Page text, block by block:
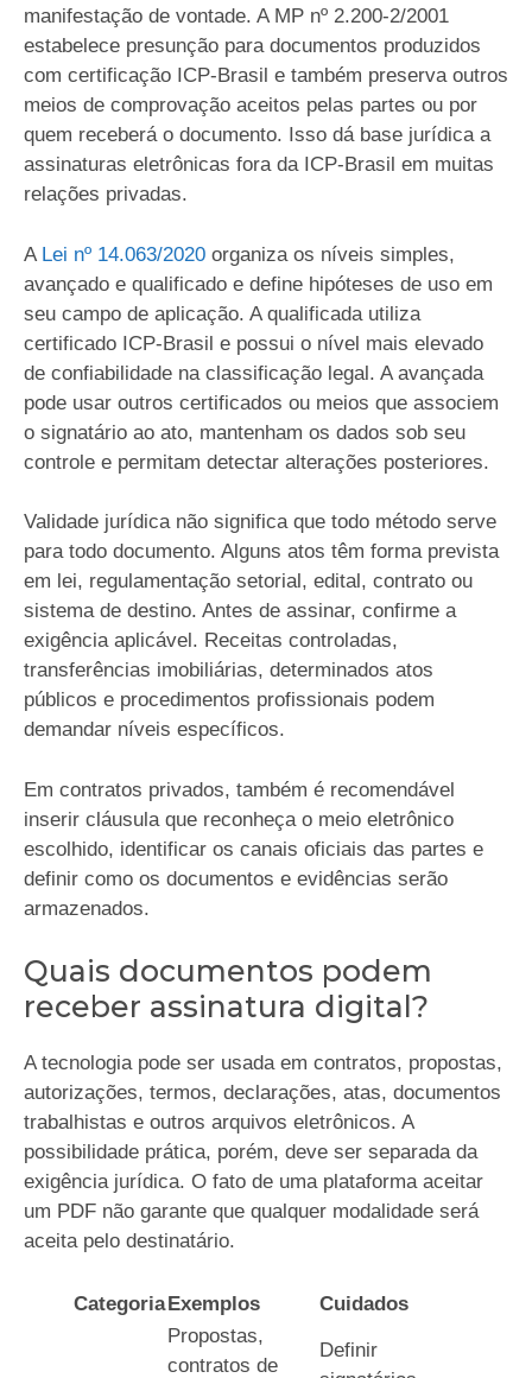
manifestação de vontade. A MP nº 2.200-2/2001
estabelece presunção para documentos produzidos
com certificação ICP-Brasil e também preserva outros
meios de comprovação aceitos pelas partes ou por
quem receberá o documento. Isso dá base jurídica a
assinaturas eletrônicas fora da ICP-Brasil em muitas
relações privadas.
A Lei nº 14.063/2020 organiza os níveis simples,
avançado e qualificado e define hipóteses de uso em
seu campo de aplicação. A qualificada utiliza
certificado ICP-Brasil e possui o nível mais elevado
de confiabilidade na classificação legal. A avançada
pode usar outros certificados ou meios que associem
o signatário ao ato, mantenham os dados sob seu
controle e permitam detectar alterações posteriores.
Validade jurídica não significa que todo método serve
para todo documento. Alguns atos têm forma prevista
em lei, regulamentação setorial, edital, contrato ou
sistema de destino. Antes de assinar, confirme a
exigência aplicável. Receitas controladas,
transferências imobiliárias, determinados atos
públicos e procedimentos profissionais podem
demandar níveis específicos.
Em contratos privados, também é recomendável
inserir cláusula que reconheça o meio eletrônico
escolhido, identificar os canais oficiais das partes e
definir como os documentos e evidências serão
armazenados.
Quais documentos podem
receber assinatura digital?
A tecnologia pode ser usada em contratos, propostas,
autorizações, termos, declarações, atas, documentos
trabalhistas e outros arquivos eletrônicos. A
possibilidade prática, porém, deve ser separada da
exigência jurídica. O fato de uma plataforma aceitar
um PDF não garante que qualquer modalidade será
aceita pelo destinatário.
CategoriaExemplos
Cuidados
Propostas,
contratos de
Definir